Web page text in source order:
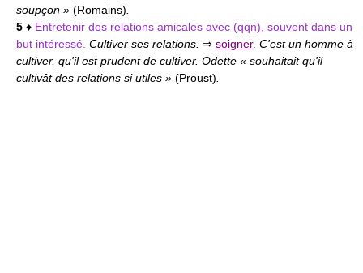
soupçon » (Romains)
5 ♦ Entretenir des relations amicales avec (qqn), souvent dans un
but intéressé. Cultiver ses relations. ⇒ soigner. C'est un homme à
cultiver, qu'il est prudent de cultiver. Odette « souhaitait qu'il
cultivât des relations si utiles » (Proust)